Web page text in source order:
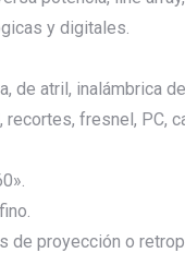
y digitales.
de atril, inalámbrica
fresnel, PC,
de proyección o